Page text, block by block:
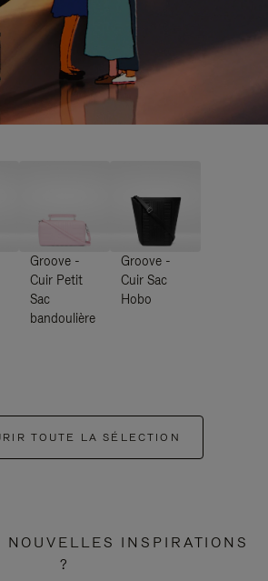
Groove -
Cuir Petit
Sac
bandoulière
Groove -
Cuir Sac
Hobo
TOUTE LA SÉLECTION
NOUVELLES INSPIRATIONS
?